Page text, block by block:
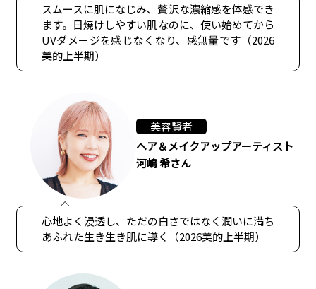
スムースに肌になじみ、贅沢な濃縮感を体感でき
ます。日焼けしやすい肌なのに、使い始めてから
UVダメージを感じなくなり、感無量です（2026
美的上半期）
美容賢者
ヘア＆メイクアップアーティスト
河嶋 希さん
心地よく浸透し、ただの白さではなく潤いに満ち
あふれた生き生き肌に導く（2026美的上半期）